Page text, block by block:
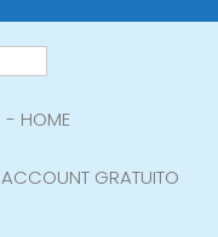
- HOME
GRATUITO